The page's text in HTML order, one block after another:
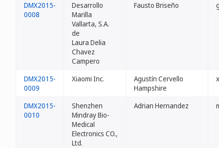
DMX2015-
0008
Desarrollo
Marilla
Vallarta, S.A.
de
Laura Delia
Chavez
Campero
Fausto Briseño
DMX2015-
0009
Xiaomi Inc.
Agustín Cervello
Hampshire
DMX2015-
0010
Shenzhen
Mindray Bio-
Medical
Electronics CO.,
Ltd.
Adrian Hernandez